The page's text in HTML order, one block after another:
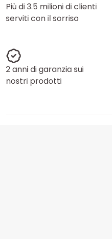
Più di 3.5 milioni di clienti
serviti con il sorriso
2 anni di garanzia sui
nostri prodotti